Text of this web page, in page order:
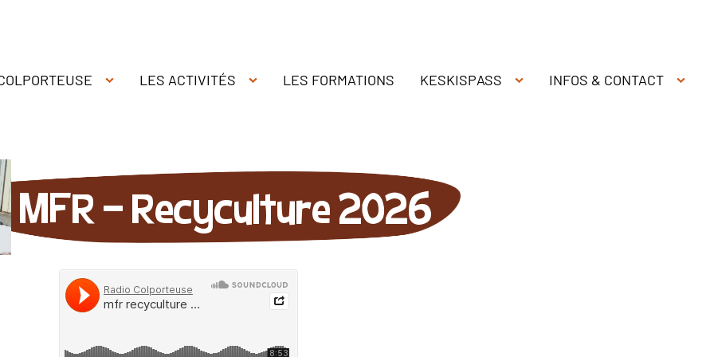
LES ACTIVITÉS LES FORMATIONS KESKISPASS INFOS & CONTACT
MFR - Recyculture 2026